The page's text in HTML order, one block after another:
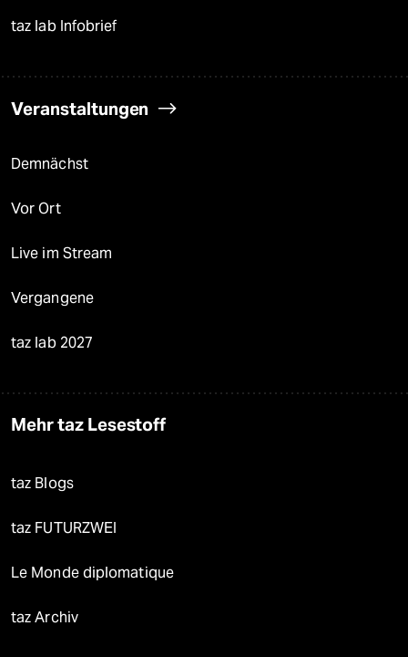
taz lab Infobrief
Veranstaltungen
Demnächst
Vor Ort
Live im Stream
Vergangene
taz lab 2027
Mehr taz Lesestoff
taz Blogs
taz FUTURZWEI
Le Monde diplomatique
taz Archiv